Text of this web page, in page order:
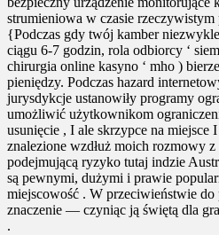
strumieniowa w czasie rzeczywistym
{Podczas gdy twój kamber
ciągu 6-7 godzin, rola odbiorcy ‘
chirurgia online kasyno ‘ mho )
pieniędzy. Podczas hazard
jurysdykcje ustanowiły programy
umożliwić użytkownikom
usunięcie , I ale skrzypce na
znalezione wzdłuż moich rozmowy
podejmującą ryzyko tutaj indzie
są pewnymi, dużymi i prawie
miejscowość . W przeciwieństwie do
znaczenie — czyniąc ją świętą dla
.